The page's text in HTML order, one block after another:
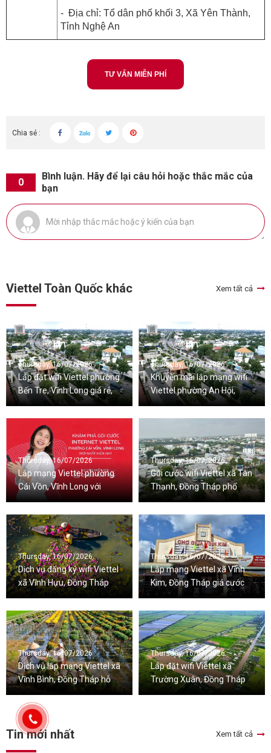
- Địa chỉ: Tổ dân phố khối 3, Xã Yên Thành,
Tỉnh Nghệ An
TƯ VẤN MIỄN PHÍ
Chia sẻ :
0
Bình luận. Hãy để lại câu hỏi hoặc thắc mắc của
bạn
Viettel Toàn Quốc khác Xem tất cả
Thursday, 16/07/2026
Lắp đặt wifi Viettel phường
Bến Tre, Vĩnh Long giá rẻ,
nhiều ưu đãi
Thursday, 16/07/2026
Khuyến mãi lắp mạng wifi
Viettel phường An Hội,
Vĩnh Long mới nhất
Thursday, 16/07/2026
Lắp mạng Viettel phường
Cái Vồn, Vĩnh Long với
nhiều ưu đãi đi kèm
Thursday, 16/07/2026
Gói cước wifi Viettel xã Tân
Thạnh, Đồng Tháp phổ
biến hiện nay
Thursday, 16/07/2026
Dịch vụ đăng ký wifi Viettel
xã Vĩnh Hựu, Đồng Tháp
nhanh chóng
Thursday, 16/07/2026
Lắp mạng Viettel xã Vĩnh
Kim, Đồng Tháp giá cước
bình dân
Thursday, 16/07/2026
Dịch vụ lắp mạng Viettel xã
Vĩnh Bình, Đồng Tháp hỗ
Thursday, 16/07/2026
Lắp đặt wifi Viettel xã
Trường Xuân, Đồng Tháp
tặng wifi 6, giá rẻ
Tin mới nhất Xem tất cả